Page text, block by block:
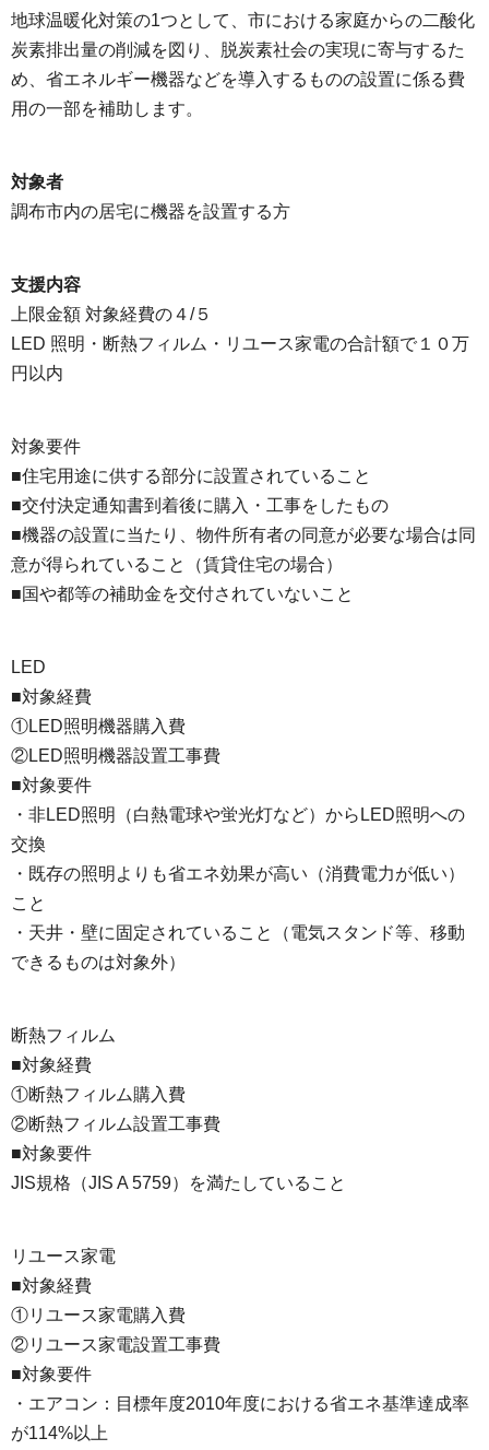
地球温暖化対策の1つとして、市における家庭からの二酸化
炭素排出量の削減を図り、脱炭素社会の実現に寄与するた
め、省エネルギー機器などを導入するものの設置に係る費
用の一部を補助します。
対象者
調布市内の居宅に機器を設置する方
支援内容
上限金額 対象経費の４/５
LED 照明・断熱フィルム・リユース家電の合計額で１０万
円以内
対象要件
■住宅用途に供する部分に設置されていること
■交付決定通知書到着後に購入・工事をしたもの
■機器の設置に当たり、物件所有者の同意が必要な場合は同
意が得られていること（賃貸住宅の場合）
■国や都等の補助金を交付されていないこと
LED
■対象経費
①LED照明機器購入費
②LED照明機器設置工事費
■対象要件
・非LED照明（白熱電球や蛍光灯など）からLED照明への
交換
・既存の照明よりも省エネ効果が高い（消費電力が低い）
こと
・天井・壁に固定されていること（電気スタンド等、移動
できるものは対象外）
断熱フィルム
■対象経費
①断熱フィルム購入費
②断熱フィルム設置工事費
■対象要件
JIS規格（JIS A 5759）を満たしていること
リユース家電
■対象経費
①リユース家電購入費
②リユース家電設置工事費
■対象要件
・エアコン：目標年度2010年度における省エネ基準達成率
が114%以上